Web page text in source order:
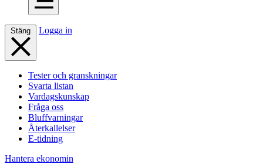
Stäng Logga in
Tester och granskningar
Svarta listan
Vardagskunskap
Fråga oss
Bluffvarningar
Återkallelser
E-tidning
Hantera ekonomin